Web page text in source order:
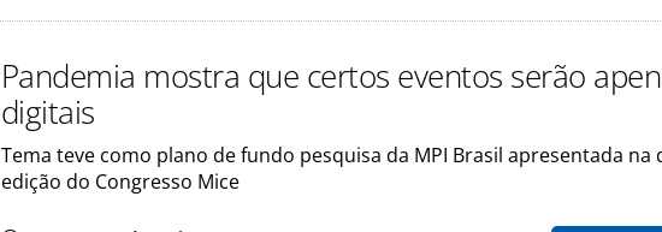
Pandemia mostra que certos eventos serão
digitais
Tema teve como plano de fundo pesquisa da MPI Brasil apresentada na
edição do Congresso Mice